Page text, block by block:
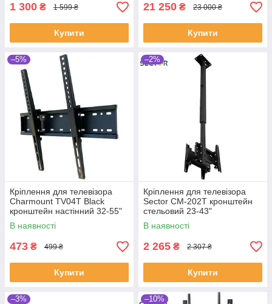
1 300 ₴ 1 599 ₴
Купити
21 250 ₴ 23 000 ₴
Купити
–5%
Кріплення для телевізора
Charmount TV04T Black
кронштейн настінний 32-55"
В наявності
473 ₴ 499 ₴
Купити
–2%
Кріплення для телевізора
Sector СМ-202Т кронштейн
стельовий 23-43"
В наявності
2 265 ₴ 2 307 ₴
Купити
–3% –10%